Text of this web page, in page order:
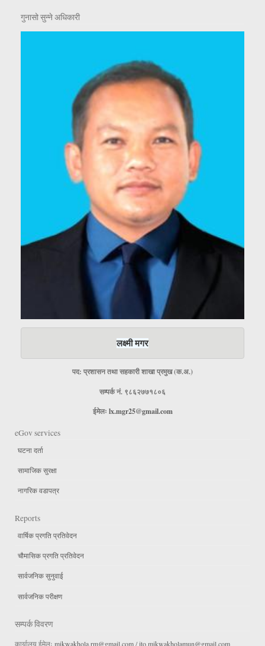
गुनासो सुन्ने अधिकारी
लक्ष्मी मगर
पद: प्रशासन तथा सहकारी शाखा प्रमुख (क.अ.)
सम्पर्क नं. ९८६२७७१८०६
ईमेलः lx.mgr25@gmail.com
eGov services
घटना दर्ता
सामाजिक सुरक्षा
नागरिक वडापत्र
Reports
वार्षिक प्रगति प्रतिवेदन
चौमासिक प्रगति प्रतिवेदन
सार्वजनिक सुनुवाई
सार्वजनिक परीक्षण
सम्पर्क विवरण
कार्यालय ईमेलः mikwakhola.rm@gmail.com/ito.mikwakholamun@gmail.com